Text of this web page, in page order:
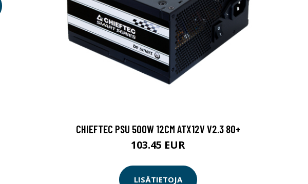
CHIEFTEC PSU 500W 12CM ATX12V V2.3 80+
103.45 EUR
LISÄTIETOJA